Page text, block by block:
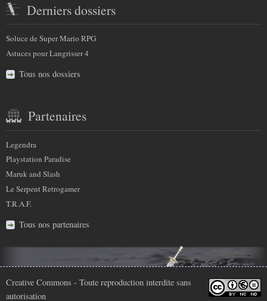
Derniers dossiers
Soluce de Super Mario RPG
Astuces pour Langrisser 4
Tous nos dossiers
Partenaires
Legendra
Playstation Paradise
Maruk and Slash
Le Serpent Retrogamer
T.R.A.F.
Tous nos partenaires
Infos
Creative Commons - Toute reproduction interdite sans
autorisation